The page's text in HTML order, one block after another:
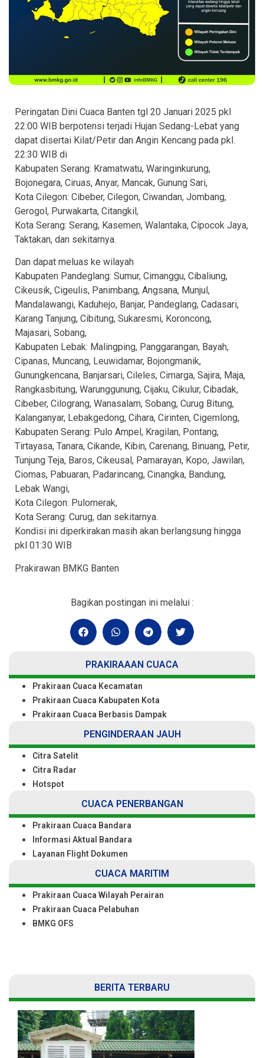
Peringatan Dini Cuaca Banten tgl 20 Januari 2025 pkl
22:00 WIB berpotensi terjadi Hujan Sedang-Lebat yang
dapat disertai Kilat/Petir dan Angin Kencang pada pkl.
22:30 WIB di
Kabupaten Serang: Kramatwatu, Waringinkurung,
Bojonegara, Ciruas, Anyar, Mancak, Gunung Sari,
Kota Cilegon: Cibeber, Cilegon, Ciwandan, Jombang,
Gerogol, Purwakarta, Citangkil,
Kota Serang: Serang, Kasemen, Walantaka, Cipocok Jaya,
Taktakan, dan sekitarnya.
Dan dapat meluas ke wilayah
Kabupaten Pandeglang: Sumur, Cimanggu, Cibaliung,
Cikeusik, Cigeulis, Panimbang, Angsana, Munjul,
Mandalawangi, Kaduhejo, Banjar, Pandeglang, Cadasari,
Karang Tanjung, Cibitung, Sukaresmi, Koroncong,
Majasari, Sobang,
Kabupaten Lebak: Malingping, Panggarangan, Bayah,
Cipanas, Muncang, Leuwidamar, Bojongmanik,
Gunungkencana, Banjarsari, Cileles, Cimarga, Sajira, Maja,
Rangkasbitung, Warunggunung, Cijaku, Cikulur, Cibadak,
Cibeber, Cilograng, Wanasalam, Sobang, Curug Bitung,
Kalanganyar, Lebakgedong, Cihara, Cirinten, Cigemlong,
Kabupaten Serang: Pulo Ampel, Kragilan, Pontang,
Tirtayasa, Tanara, Cikande, Kibin, Carenang, Binuang, Petir,
Tunjung Teja, Baros, Cikeusal, Pamarayan, Kopo, Jawilan,
Ciomas, Pabuaran, Padarincang, Cinangka, Bandung,
Lebak Wangi,
Kota Cilegon: Pulomerak,
Kota Serang: Curug, dan sekitarnya.
Kondisi ini diperkirakan masih akan berlangsung hingga
pkl 01:30 WIB
Prakirawan BMKG Banten
Bagikan postingan ini melalui :
PRAKIRAAAN CUACA
Prakiraan Cuaca Kecamatan
Prakiraan Cuaca Kabupaten Kota
Prakiraan Cuaca Berbasis Dampak
PENGINDERAAN JAUH
Citra Satelit
Citra Radar
Hotspot
CUACA PENERBANGAN
Prakiraan Cuaca Bandara
Informasi Aktual Bandara
Layanan Flight Dokumen
CUACA MARITIM
Prakiraan Cuaca Wilayah Perairan
Prakiraan Cuaca Pelabuhan
BMKG OFS
BERITA TERBARU